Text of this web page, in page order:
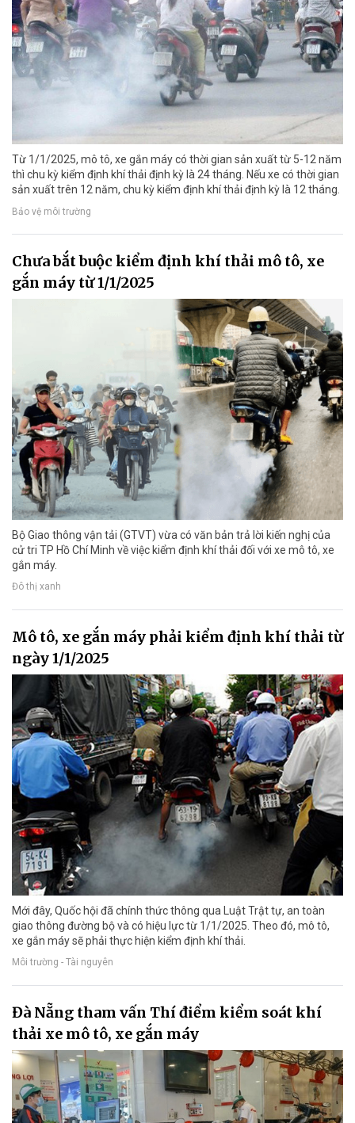
Từ 1/1/2025, mô tô, xe gắn máy có thời gian sản xuất từ 5-12 năm
thì chu kỳ kiểm định khí thải định kỳ là 24 tháng. Nếu xe có thời gian
sản xuất trên 12 năm, chu kỳ kiểm định khí thải định kỳ là 12 tháng.
Bảo vệ môi trường
Chưa bắt buộc kiểm định khí thải mô tô, xe
gắn máy từ 1/1/2025
Bộ Giao thông vận tải (GTVT) vừa có văn bản trả lời kiến nghị của
cử tri TP Hồ Chí Minh về việc kiểm định khí thải đối với xe mô tô, xe
gắn máy.
Đô thị xanh
Mô tô, xe gắn máy phải kiểm định khí thải từ
ngày 1/1/2025
Mới đây, Quốc hội đã chính thức thông qua Luật Trật tự, an toàn
giao thông đường bộ và có hiệu lực từ 1/1/2025. Theo đó, mô tô,
xe gắn máy sẽ phải thực hiện kiểm định khí thải.
Môi trường - Tài nguyên
Đà Nẵng tham vấn Thí điểm kiểm soát khí
thải xe mô tô, xe gắn máy